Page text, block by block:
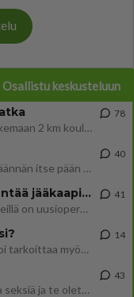
Osallistu keskusteluun
Hesarissa päivitellään lapset joutuu nyt kulkemaan 2 km kouluun jösses. Ruostefillarilla tuo matka menee vaikka miten äk
78
Mutta mies vain tuijottaa, siinä vaiheessa käännän itse pään pois. Mikä juttu? Yleensä jos joku tuijottaa tai katsoo, hä
40
Uusioperheen aikuiset lapset tyhjentää jääkaapin käydessään
Miten selvittäisitte seuraavan ongelman, meillä on uusioperhe, minulla teini-ikäiset lapset ja puolisolla aikuiset, jotk
41
Lomat on monella lomailtu ja arki alkaa. Se voi tarkoittaa myös sitä, että grillailut on grillattu ja palataan arjen ruo
14
Miksi se että mies on seksuaalinen ja haluaa seksiä ja te olette hänen mielestänne haluttava on vastenmielistä? Mikä sii
43